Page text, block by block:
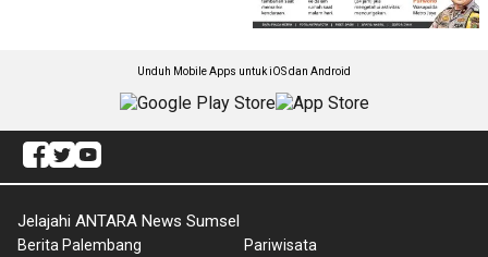
Unduh Mobile Apps untuk iOS dan Android
Jelajahi ANTARA News Sumsel
Berita Palembang Pariwisata